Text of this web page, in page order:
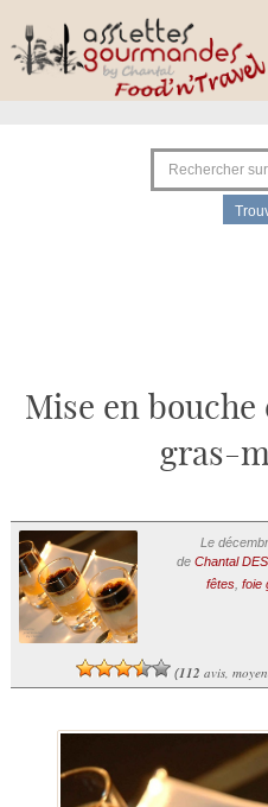
Mise en
gras-
Le
de Chantal
fêtes, foie
(112 avis,